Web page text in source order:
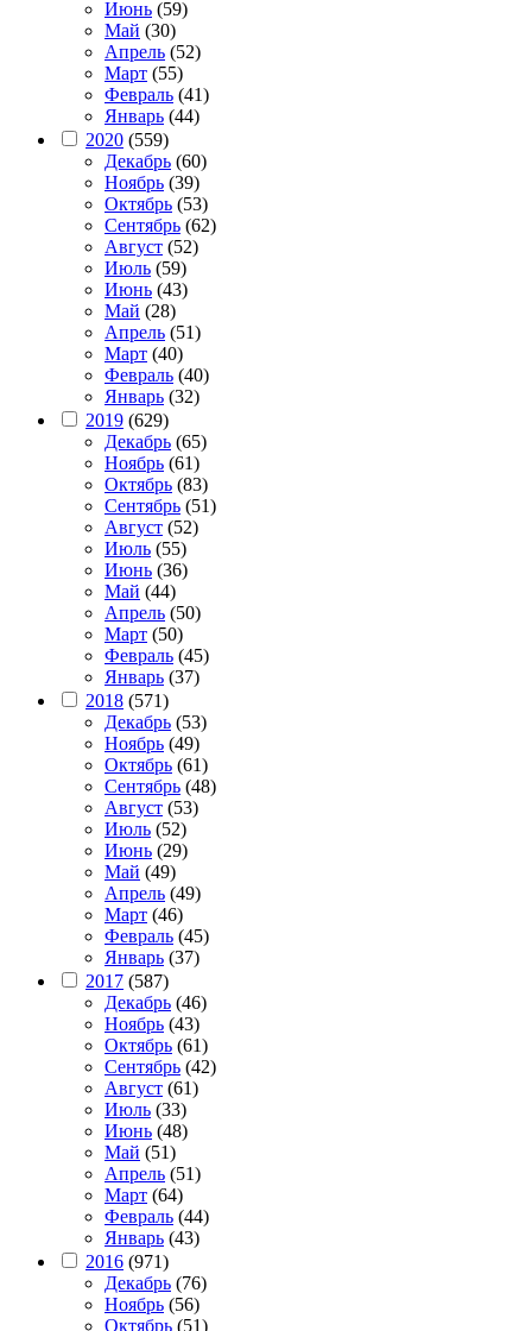
Июнь (59)
Май (30)
Апрель (52)
Март (55)
Февраль (41)
Январь (44)
2020 (559)
Декабрь (60)
Ноябрь (39)
Октябрь (53)
Сентябрь (62)
Август (52)
Июль (59)
Июнь (43)
Май (28)
Апрель (51)
Март (40)
Февраль (40)
Январь (32)
2019 (629)
Декабрь (65)
Ноябрь (61)
Октябрь (83)
Сентябрь (51)
Август (52)
Июль (55)
Июнь (36)
Май (44)
Апрель (50)
Март (50)
Февраль (45)
Январь (37)
2018 (571)
Декабрь (53)
Ноябрь (49)
Октябрь (61)
Сентябрь (48)
Август (53)
Июль (52)
Июнь (29)
Май (49)
Апрель (49)
Март (46)
Февраль (45)
Январь (37)
2017 (587)
Декабрь (46)
Ноябрь (43)
Октябрь (61)
Сентябрь (42)
Август (61)
Июль (33)
Июнь (48)
Май (51)
Апрель (51)
Март (64)
Февраль (44)
Январь (43)
2016 (971)
Декабрь (76)
Ноябрь (56)
Октябрь (51)